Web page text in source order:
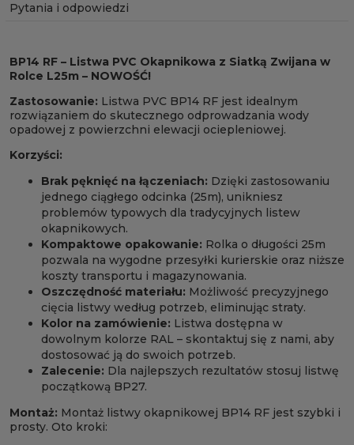
Pytania i odpowiedzi
BP14 RF – Listwa PVC Okapnikowa z Siatką Zwijana w
Rolce L25m – NOWOŚĆ!
Zastosowanie: Listwa PVC BP14 RF jest idealnym
rozwiązaniem do skutecznego odprowadzania wody
opadowej z powierzchni elewacji ociepleniowej.
Korzyści:
Brak pęknięć na łączeniach: Dzięki zastosowaniu
jednego ciągłego odcinka (25m), unikniesz
problemów typowych dla tradycyjnych listew
okapnikowych.
Kompaktowe opakowanie: Rolka o długości 25m
pozwala na wygodne przesyłki kurierskie oraz niższe
koszty transportu i magazynowania.
Oszczędność materiału: Możliwość precyzyjnego
cięcia listwy według potrzeb, eliminując straty.
Kolor na zamówienie: Listwa dostępna w
dowolnym kolorze RAL – skontaktuj się z nami, aby
dostosować ją do swoich potrzeb.
Zalecenie: Dla najlepszych rezultatów stosuj listwę
początkową BP27.
Montaż: Montaż listwy okapnikowej BP14 RF jest szybki i
prosty. Oto kroki: